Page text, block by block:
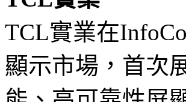
TCL實業在
顯示市場，首次